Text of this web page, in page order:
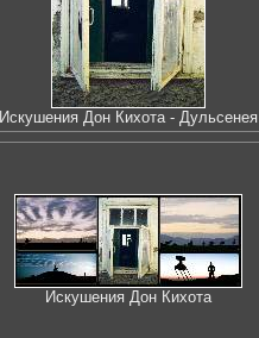
Искушения Дон Кихота - Дульсенея
Искушения Дон Кихота